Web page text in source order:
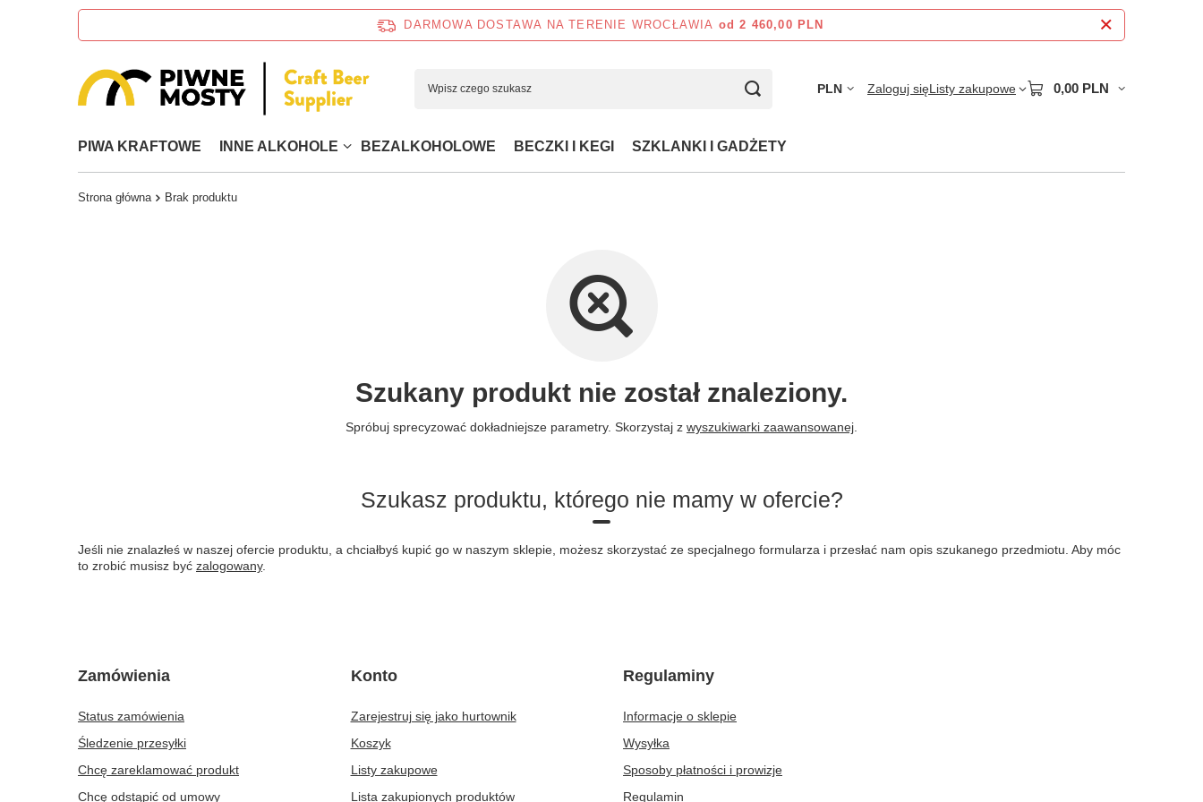
DARMOWA DOSTAWA NA TERENIE WROCŁAWIA od 2 460,00 PLN
PLN Zaloguj sięListy zakupowe 0,00 PLN
PIWA KRAFTOWE INNE ALKOHOLE BEZALKOHOLOWE BECZKI I KEGI SZKLANKI I GADŻETY
Strona główna Brak produktu
Szukany produkt nie został znaleziony.
Spróbuj sprecyzować dokładniejsze parametry. Skorzystaj z wyszukiwarki zaawansowanej
Szukasz produktu, którego nie mamy w ofercie?
Jeśli nie znalazłeś w naszej ofercie produktu, a chciałbyś kupić go w naszym sklepie, możesz skorzystać ze specjalnego formularza i przesłać nam opis szukanego przedmiotu. Aby móc
to zrobić musisz być zalogowany.
Zamówienia
Status zamówienia
Śledzenie przesyłki
Chcę zareklamować produkt
Chcę odstąpić od umowy
Konto
Zarejestruj się jako hurtownik
Koszyk
Listy zakupowe
Lista zakupionych produktów
Regulaminy
Informacje o sklepie
Wysyłka
Sposoby płatności i prowizje
Regulamin